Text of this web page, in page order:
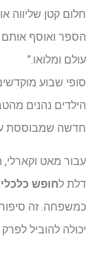
חלום קטן שליווה
הספר ואוסף אותם
עולם ומלואו.”
סופי שבוע
הילדים נהנים
חדשה שמבוססת
עבור מאט
דלת לחופש כלכלי
כמשפחה. זה
יכולה להוביל